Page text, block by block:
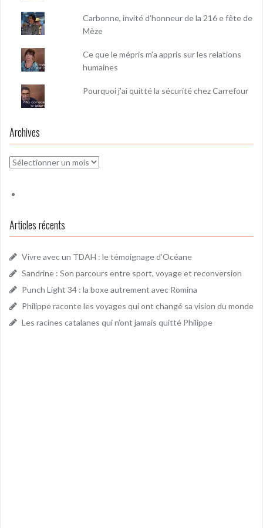
Carbonne, invité d'honneur de la 216 e fête de
Mèze
Ce que le mépris m’a appris sur les relations
humaines
Pourquoi j'ai quitté la sécurité chez Carrefour
Archives
Archives
Articles récents
Vivre avec un TDAH : le témoignage d’Océane
Sandrine : Son parcours entre sport, voyage et reconversion
Punch Light 34 : la boxe autrement avec Romina
Philippe raconte les voyages qui ont changé sa vision du monde
Les racines catalanes qui n’ont jamais quitté Philippe